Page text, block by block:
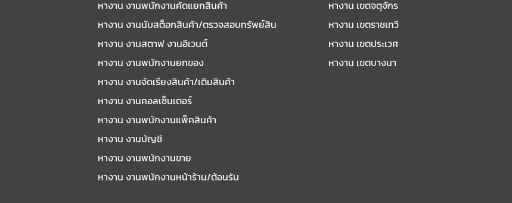
หางาน งานพนักงานคัดแยกสินค้า
หางาน งานนับสต็อกสินค้า/ตรวจสอบทรัพย์สิน
หางาน งานสตาฟ งานอีเวนต์
หางาน งานพนักงานยกของ
หางาน งานจัดเรียงสินค้า/เติมสินค้า
หางาน งานคอลเซ็นเตอร์
หางาน งานพนักงานแพ็คสินค้า
หางาน งานบัญชี
หางาน งานพนักงานขาย
หางาน งานพนักงานหน้าร้าน/ต้อนรับ
หางาน เขตจตุจักร
หางาน เขตราชเทวี
หางาน เขตประเวศ
หางาน เขตบางนา